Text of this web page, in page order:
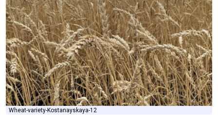
Wheat-variety-Kostanayskaya-12